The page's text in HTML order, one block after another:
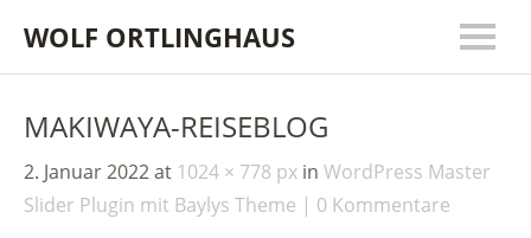
WOLF ORTLINGHAUS
MAKIWAYA-REISEBLOG
2. Januar 2022at 1024 × 778 px in WordPress Master
Slider Plugin mit Baylys Theme
0 Kommentare